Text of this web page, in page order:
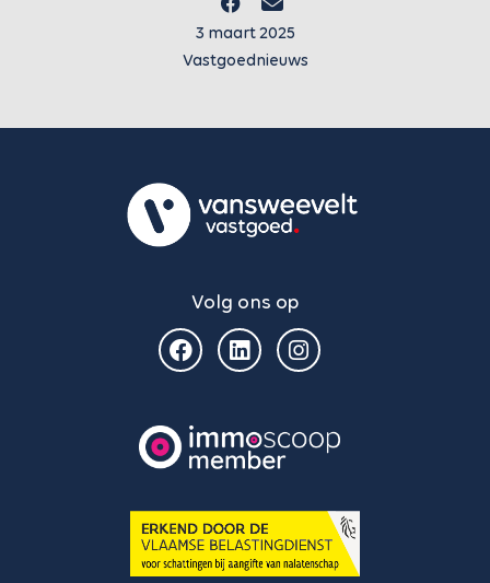
3 maart 2025
Vastgoednieuws
Volg ons op